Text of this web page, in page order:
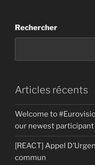
Rechercher
Articles récents
Welcome to
our newest
[REACT] Appel
commun